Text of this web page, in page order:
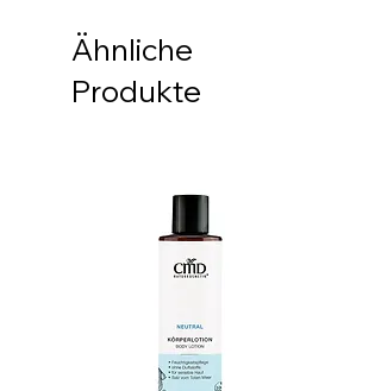
Ähnliche
Produkte